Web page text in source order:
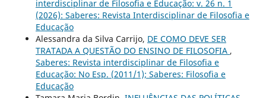
interdisciplinar de Filosofia e Educação: v. 26 n. 1
(2026): Saberes: Revista Interdisciplinar de Filosofia e
Educação
Alessandra da Silva Carrijo, DE COMO DEVE SER
TRATADA A QUESTÃO DO ENSINO DE FILOSOFIA ,
Saberes: Revista interdisciplinar de Filosofia e
Educação: No Esp. (2011/1); Saberes: Filosofia e
Educação